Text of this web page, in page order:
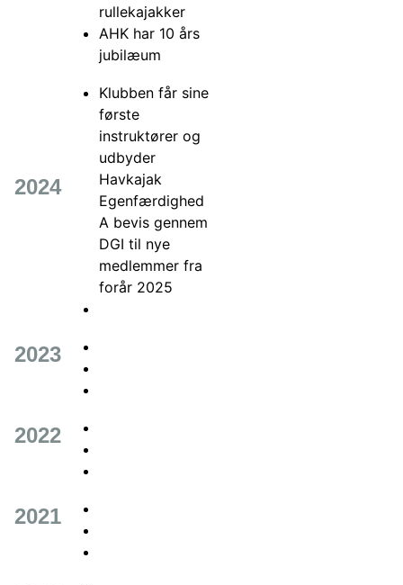
rullekajakker
AHK har 10 års
jubilæum
2024
Klubben får sine
første
instruktører og
udbyder
Havkajak
Egenfærdighed
A bevis gennem
DGI til nye
medlemmer fra
forår 2025
2023
2022
2021